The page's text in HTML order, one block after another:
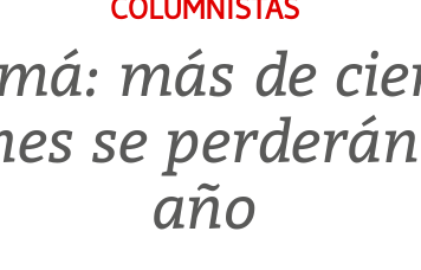
COLUMNISTAS
más de
se
año